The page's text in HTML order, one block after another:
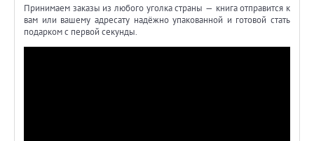
Принимаем заказы из любого уголка страны — книга отправится к
вам или вашему адресату надёжно упакованной и готовой стать
подарком с первой секунды.